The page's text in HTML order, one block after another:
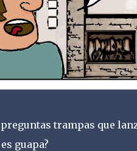
trampas que
guapa?